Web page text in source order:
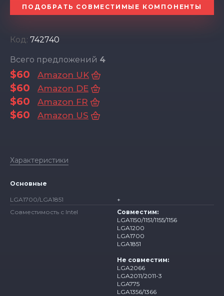
Код: 742740
Всего предложений 4
$60 Amazon UK
$60 Amazon DE
$60 Amazon FR
$60 Amazon US
ПОДОБРАТЬ СОВМЕСТИМЫЕ КОМПОНЕНТЫ
Характеристики
Основные
LGA1700/LGA1851
+
Совместимость с Intel
Совместим:
LGA1150/1151/1155/1156
LGA1200
LGA1700
LGA1851
Не совместим:
LGA2066
LGA2011/2011-3
LGA775
LGA1356/1366